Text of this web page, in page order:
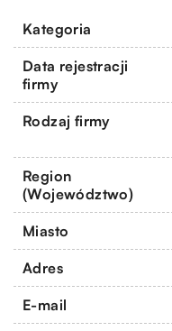
Kategoria
Data rejestracji
firmy
Rodzaj firmy
Region
(Województwo)
Miasto
Adres
E-mail